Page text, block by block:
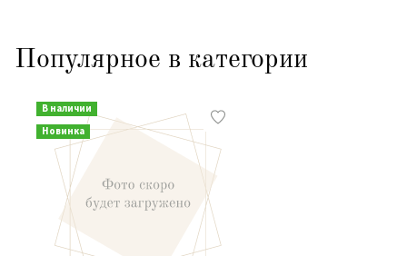
Популярное в категории
В наличии
Новинка